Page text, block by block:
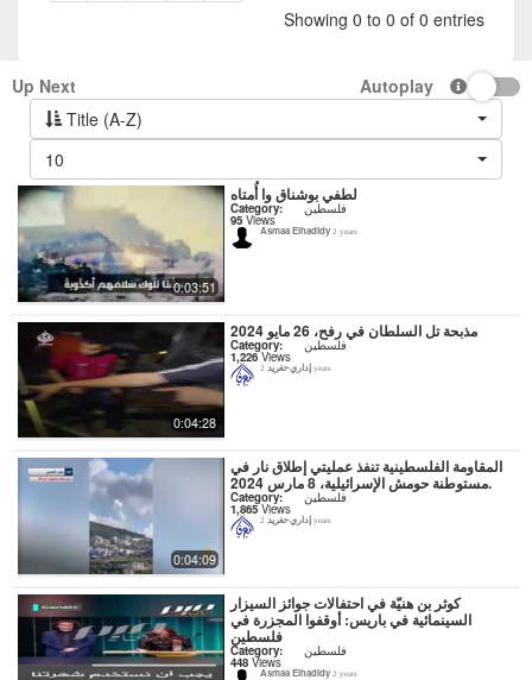
Showing 0 to 0 of 0 entries
Up Next
Autoplay
Title (A-Z)
10
0:03:51
لطفي بوشناق وا أُمتاه
Category: فلسطين
95 Views
Asmaa Elhadidy 2 years
0:04:28
مذبحة تل السلطان في رفح، 26 مايو 2024
Category: فلسطين
1,226Views
إداري-تغريد 2 years
0:04:09
المقاومة الفلسطينية تنفذ عمليتي إطلاق نار في
مستوطنة حومش الإسرائيلية، 8 مارس 2024.
Category: فلسطين
1,865Views
إداري-تغريد 2 years
كوثر بن هنيّة في احتفالات جوائز السيزار
السينمائية في باريس: أوقفوا المجزرة في
فلسطين
Category: فلسطين
448 Views
Asmaa Elhadidy 2 years